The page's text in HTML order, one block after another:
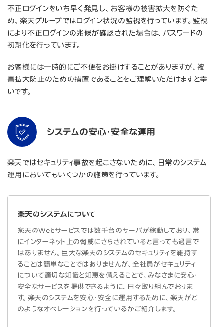
不正ログインをいち早く発見し、お客様の被害拡大を防ぐた
め、楽天グループではログイン状況の監視を行っています。監視
により不正ログインの兆候が確認された場合は、パスワードの
初期化を行っています。
お客様には一時的にご不便をお掛けすることがありますが、被
害拡大防止のための措置であることをご理解いただけますと幸
いです。
システムの安心・安全な運用
楽天ではセキュリティ事故を起こさないために、日常のシステム
運用においてもいくつかの施策を行っています。
楽天のシステムについて
楽天のWebサービスでは数千台のサーバが稼動しており、常
にインターネット上の脅威にさらされていると言っても過言で
はありません。巨大な楽天のシステムのセキュリティを維持す
ることは簡単なことではありませんが、全社員がセキュリティ
について適切な知識と知恵を備えることで、みなさまに安心・
安全なサービスを提供できるように、日々取り組んでおりま
す。楽天のシステムを安心・安全に運用するために、楽天がど
のようなオペレーションを行っているかご紹介します。